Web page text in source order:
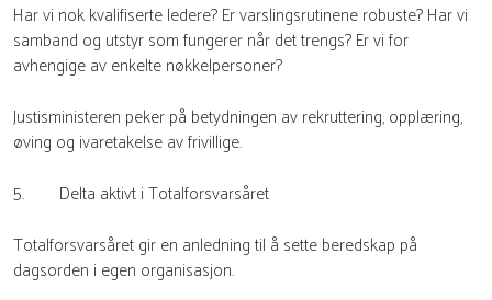
Har vi nok kvalifiserte ledere? Er varslingsrutinene robuste? Har vi
samband og utstyr som fungerer når det trengs? Er vi for
avhengige av enkelte nøkkelpersoner?
Justisministeren peker på betydningen av rekruttering, opplæring,
øving og ivaretakelse av frivillige.
5. Delta aktivt i Totalforsvarsåret
Totalforsvarsåret gir en anledning til å sette beredskap på
dagsorden i egen organisasjon.